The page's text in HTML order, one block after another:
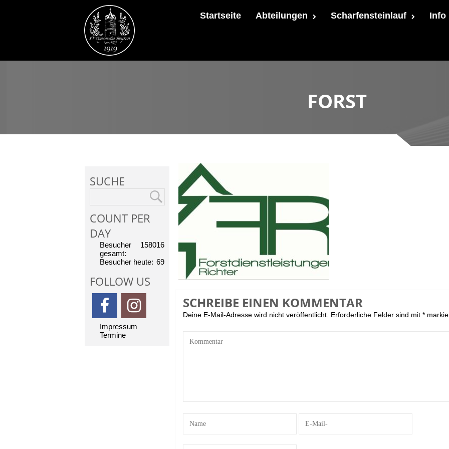
Startseite Abteilungen Scharfensteinlauf Info
FORST
SUCHE
COUNT PER
DAY
158016
Besucher
gesamt:
69
Besucher heute:
FOLLOW US
Impressum
Termine
SCHREIBE EINEN KOMMENTAR
Deine E-Mail-Adresse wird nicht veröffentlicht. Erforderliche Felder sind mit *